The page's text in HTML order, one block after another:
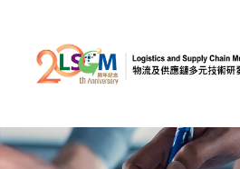
跳到内容（按回车
A A A